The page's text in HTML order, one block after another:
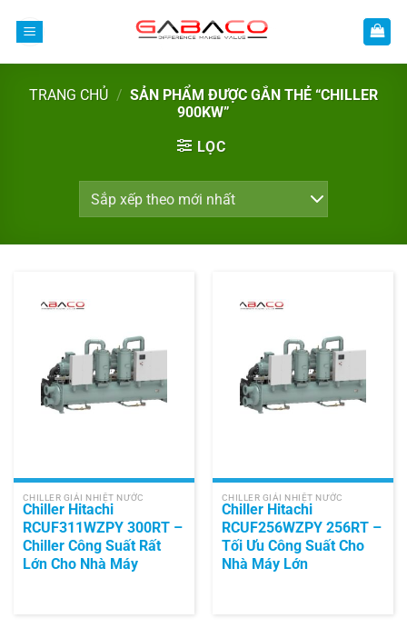
TRANG CHỦ / SẢN PHẨM ĐƯỢC GẮN THẺ “CHILLER
900KW”
LỌC
CHILLER GIẢI NHIỆT NƯỚC
Chiller Hitachi
RCUF311WZPY 300RT –
Chiller Công Suất Rất
Lớn Cho Nhà Máy
CHILLER GIẢI NHIỆT NƯỚC
Chiller Hitachi
RCUF256WZPY 256RT –
Tối Ưu Công Suất Cho
Nhà Máy Lớn